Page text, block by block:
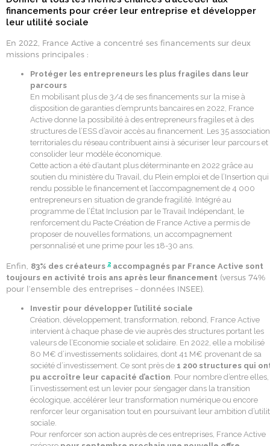
financements pour créer leur entreprise et développer
leur utilité sociale
En 2022, France Active a concentré ses financements sur deux
missions principales :
Protéger les entrepreneurs les plus fragiles dans leur
parcours
En mobilisant plus de 3/4 de ses financements sur la mise à
disposition de garanties d’emprunts bancaires en 2022, France
Active donne la possibilité à des entrepreneurs fragiles et à des
structures de l’ESS d’avoir accès au financement. Les 35
territoriales du réseau contribuent ainsi à sécuriser leur parcours et
consolider leur modèle économique.
Cette action a été d’autant plus déterminante en 2022 grâce au
soutien du ministère du Travail, du Plein emploi et de l’Insertion qui
rendu possible le financement et l’accompagnement de 4 000
entrepreneurs en situation de grande fragilité. Intégré au
programme de l’État Inclusion par le Travail Indépendant, le
renforcement du Pacte Création de France Active a permis de
proposer de nouvelles formations, un accompagnement
personnalisé et une prime pour les 18-30 ans.
Enfin, 83% des créateurs 2 accompagnés par France Active sont
toujours en activité trois ans après leur financement (versus 74%
pour l’ensemble des entreprises – données INSEE).
Investir pour développer l’utilité sociale
Création, développement, transformation, rebond, France Active
intervient à chaque phase de vie auprès des structures portant les
valeurs de l’Economie sociale et solidaire. En 2022, elle a mobilisé
80 M€ d’investissements solidaires, dont 41 M€ provenant de sa
société d’investissement. Ce sont près de 1 200 structures qui
pu accroître leur capacité d’action. Pour nombre d’entre elles,
l’investissement est un levier pour s’engager dans la transition
écologique, accélérer leur transformation numérique ou encore
renforcer leur organisation tout en poursuivant leur ambition
sociale.
Pour renforcer son action auprès de ces entreprises, France Active